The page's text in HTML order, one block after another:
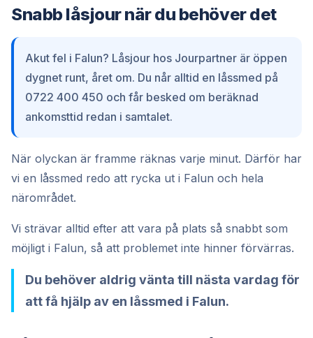
Snabb låsjour när du behöver det
Akut fel i Falun? Låsjour hos Jourpartner är öppen
dygnet runt, året om. Du når alltid en låssmed på
0722 400 450 och får besked om beräknad
ankomsttid redan i samtalet.
När olyckan är framme räknas varje minut. Därför har
vi en låssmed redo att rycka ut i Falun och hela
närområdet.
Vi strävar alltid efter att vara på plats så snabbt som
möjligt i Falun, så att problemet inte hinner förvärras.
Du behöver aldrig vänta till nästa vardag för
att få hjälp av en låssmed i Falun.